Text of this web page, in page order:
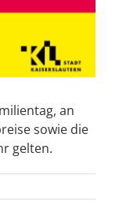
an
sowie die
gelten.